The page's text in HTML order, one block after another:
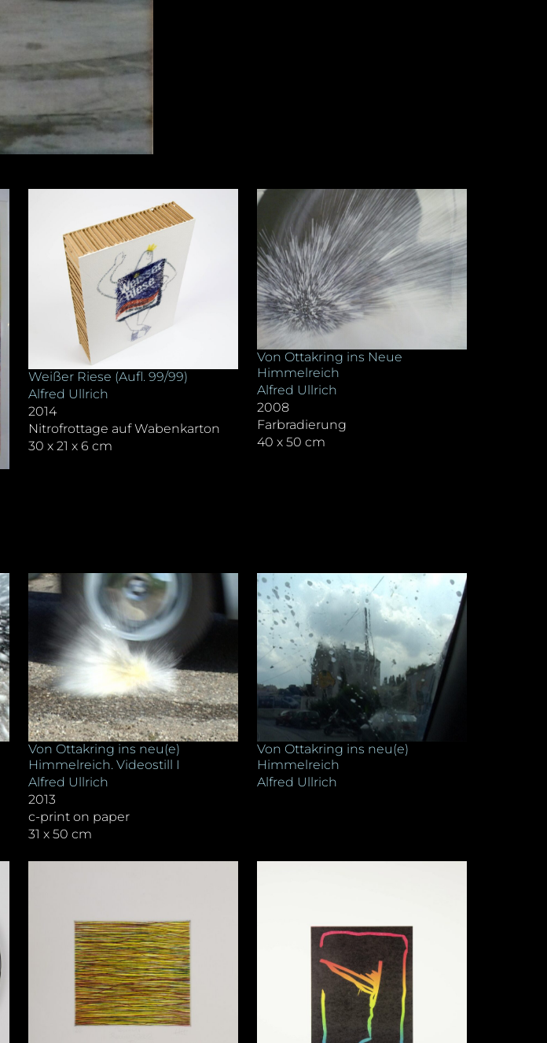
Weißer Riese (Aufl. 99/99)
Alfred Ullrich
2014
Nitrofrottage auf Wabenkarton
30 x 21 x 6 cm
Von Ottakring ins Neue
Himmelreich
Alfred Ullrich
2008
Farbradierung
40 x 50 cm
Von Ottakring ins neu(e)
Himmelreich. Videostill I
Alfred Ullrich
2013
c-print on paper
31 x 50 cm
Von Ottakring ins neu(e)
Himmelreich
Alfred Ullrich